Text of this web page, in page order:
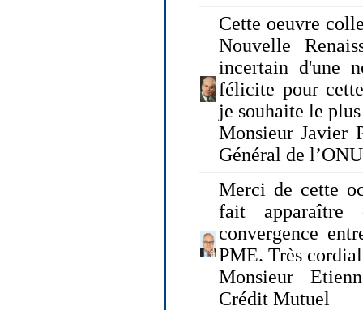
Cette oeuvre
Nouvelle
incertain d'une
félicite pour
je souhaite le
Monsieur Javier
Général de
Merci de cette
fait apparaître
convergence
PME. Très
Monsieur
Crédit Mutuel